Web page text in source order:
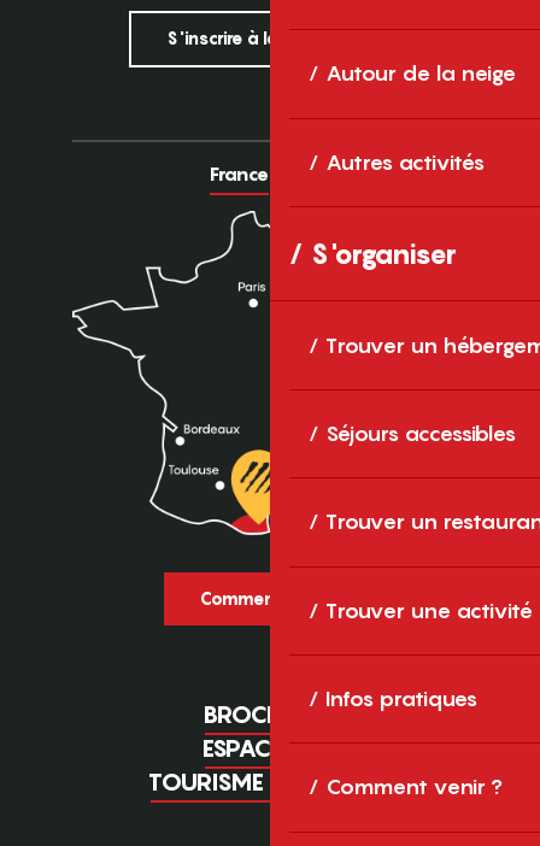
Autour de la neige
Autres activités
S'organiser
Trouver un
Séjours accessibles
Trouver un
Trouver une activité
Infos pratiques
Comment venir ?
S'inscrire à la newsletter
France Europe
Comment venir ?
BROCHURES
ESPACE PRO
TOURISME D'AFFAIRES